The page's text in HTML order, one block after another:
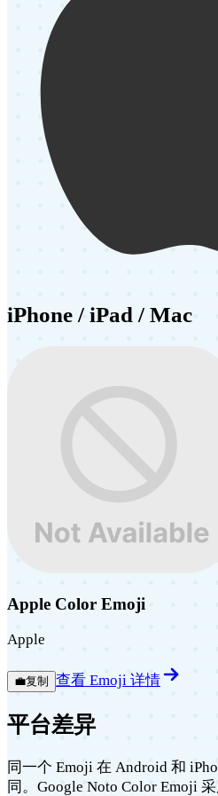
iPhone / iPad / Mac
Apple Color Emoji
Apple
💼复制 查看 Emoji 详情
平台差异
同一个 Emoji 在 Android 和
同。Google Noto Color Emoji